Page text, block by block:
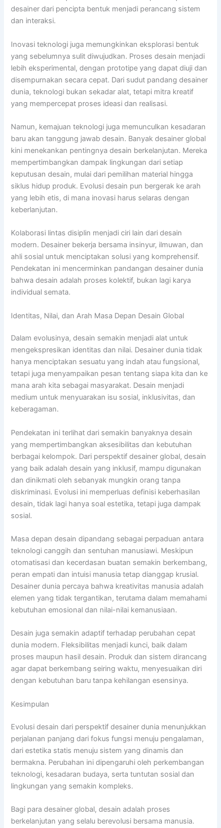
desainer dari pencipta bentuk menjadi perancang sistem
dan interaksi.
Inovasi teknologi juga memungkinkan eksplorasi bentuk
yang sebelumnya sulit diwujudkan. Proses desain menjadi
lebih eksperimental, dengan prototipe yang dapat diuji dan
disempurnakan secara cepat. Dari sudut pandang desainer
dunia, teknologi bukan sekadar alat, tetapi mitra kreatif
yang mempercepat proses ideasi dan realisasi.
Namun, kemajuan teknologi juga memunculkan kesadaran
baru akan tanggung jawab desain. Banyak desainer global
kini menekankan pentingnya desain berkelanjutan. Mereka
mempertimbangkan dampak lingkungan dari setiap
keputusan desain, mulai dari pemilihan material hingga
siklus hidup produk. Evolusi desain pun bergerak ke arah
yang lebih etis, di mana inovasi harus selaras dengan
keberlanjutan.
Kolaborasi lintas disiplin menjadi ciri lain dari desain
modern. Desainer bekerja bersama insinyur, ilmuwan, dan
ahli sosial untuk menciptakan solusi yang komprehensif.
Pendekatan ini mencerminkan pandangan desainer dunia
bahwa desain adalah proses kolektif, bukan lagi karya
individual semata.
Identitas, Nilai, dan Arah Masa Depan Desain Global
Dalam evolusinya, desain semakin menjadi alat untuk
mengekspresikan identitas dan nilai. Desainer dunia tidak
hanya menciptakan sesuatu yang indah atau fungsional,
tetapi juga menyampaikan pesan tentang siapa kita dan ke
mana arah kita sebagai masyarakat. Desain menjadi
medium untuk menyuarakan isu sosial, inklusivitas, dan
keberagaman.
Pendekatan ini terlihat dari semakin banyaknya desain
yang mempertimbangkan aksesibilitas dan kebutuhan
berbagai kelompok. Dari perspektif desainer global, desain
yang baik adalah desain yang inklusif, mampu digunakan
dan dinikmati oleh sebanyak mungkin orang tanpa
diskriminasi. Evolusi ini memperluas definisi keberhasilan
desain, tidak lagi hanya soal estetika, tetapi juga dampak
sosial.
Masa depan desain dipandang sebagai perpaduan antara
teknologi canggih dan sentuhan manusiawi. Meskipun
otomatisasi dan kecerdasan buatan semakin berkembang,
peran empati dan intuisi manusia tetap dianggap krusial.
Desainer dunia percaya bahwa kreativitas manusia adalah
elemen yang tidak tergantikan, terutama dalam memahami
kebutuhan emosional dan nilai-nilai kemanusiaan.
Desain juga semakin adaptif terhadap perubahan cepat
dunia modern. Fleksibilitas menjadi kunci, baik dalam
proses maupun hasil desain. Produk dan sistem dirancang
agar dapat berkembang seiring waktu, menyesuaikan diri
dengan kebutuhan baru tanpa kehilangan esensinya.
Kesimpulan
Evolusi desain dari perspektif desainer dunia menunjukkan
perjalanan panjang dari fokus fungsi menuju pengalaman,
dari estetika statis menuju sistem yang dinamis dan
bermakna. Perubahan ini dipengaruhi oleh perkembangan
teknologi, kesadaran budaya, serta tuntutan sosial dan
lingkungan yang semakin kompleks.
Bagi para desainer global, desain adalah proses
berkelanjutan yang selalu berevolusi bersama manusia.